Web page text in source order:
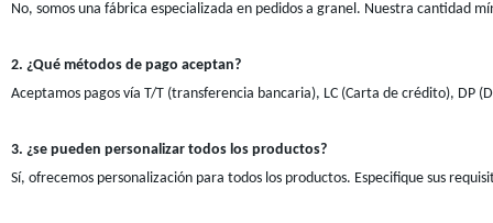
No, somos una fábrica especializada en pedidos a granel. Nuestra cantidad
2. ¿Qué métodos de pago aceptan?
Aceptamos pagos vía T/T (transferencia bancaria), LC (Carta de crédito),
3. ¿se pueden personalizar todos los productos?
Sí, ofrecemos personalización para todos los productos. Especifique sus